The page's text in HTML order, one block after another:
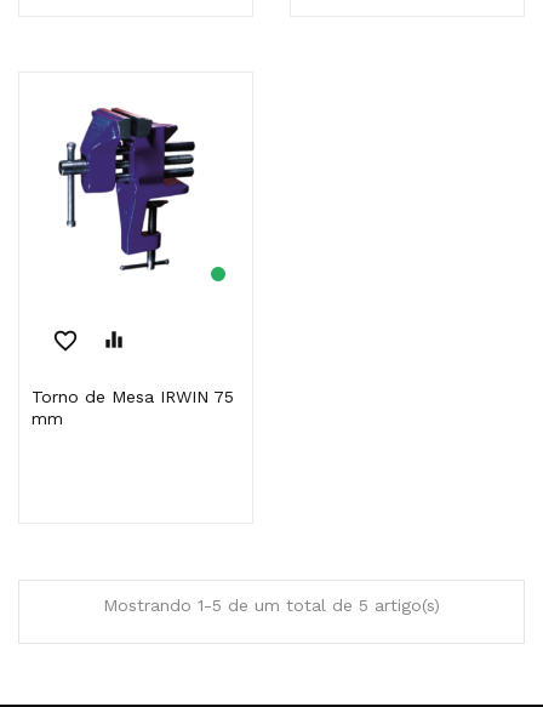
favorite_border equalizer
Torno de Mesa IRWIN 75
mm
Mostrando 1-5 de um total de 5 artigo(s)